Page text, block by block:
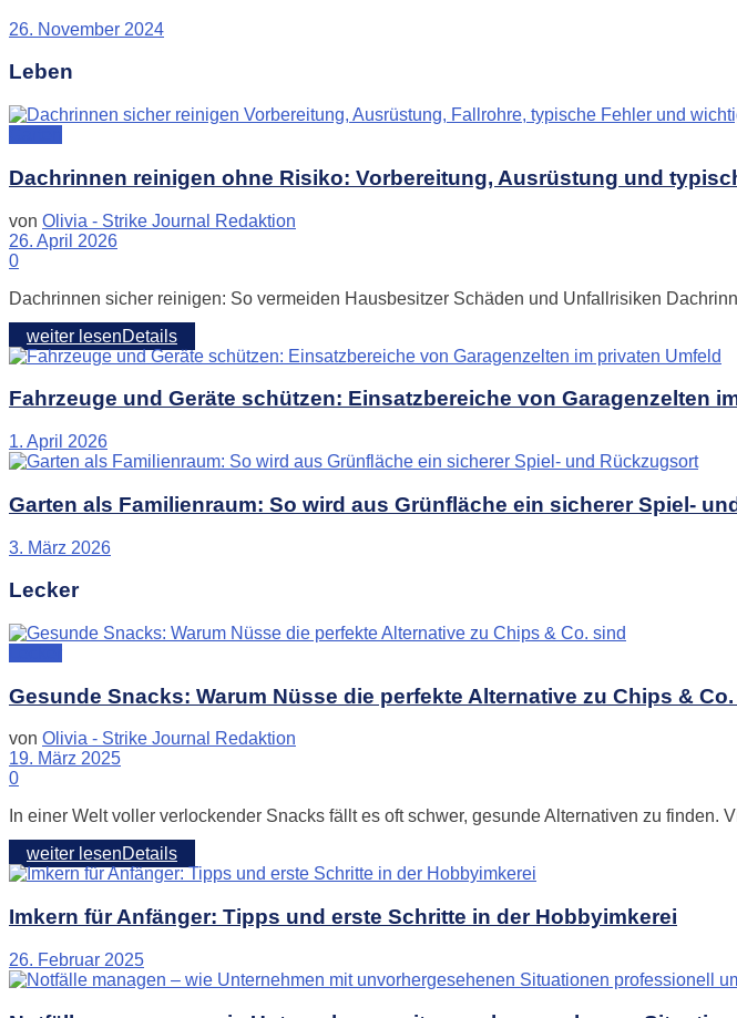
26. November 2024
Leben
Dachrinnen reinigen ohne Risiko: Vorbereitung, Ausrüstung und
von Olivia - Strike Journal Redaktion
26. April 2026
0
Dachrinnen sicher reinigen: So vermeiden Hausbesitzer Schäden und Unfallrisiken
weiter lesenDetails
Fahrzeuge und Geräte schützen: Einsatzbereiche von Garagenzelten
1. April 2026
Garten als Familienraum: So wird aus Grünfläche ein sicherer Spiel-
3. März 2026
Lecker
Gesunde Snacks: Warum Nüsse die perfekte Alternative zu Chips &
von Olivia - Strike Journal Redaktion
19. März 2025
0
In einer Welt voller verlockender Snacks fällt es oft schwer, gesunde Alternativen zu finden.
weiter lesenDetails
Imkern für Anfänger: Tipps und erste Schritte in der Hobbyimkerei
26. Februar 2025